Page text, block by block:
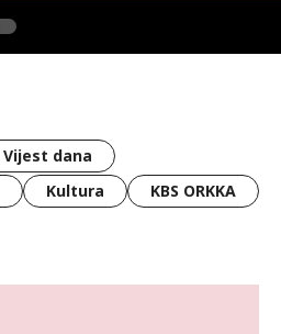
Vijest dana
Kultura
KBS ORKKA